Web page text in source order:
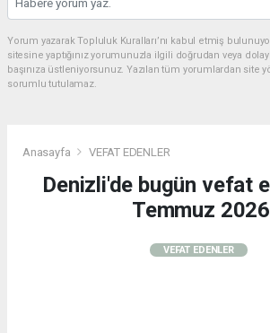
Yorum yazarak Topluluk Kuralları’nı kabul etmiş
sitesine yaptığınız yorumunuzla ilgili doğrudan veya
başınıza üstleniyorsunuz. Yazılan tüm yorumlardan site
sorumlu tutulamaz.
Anasayfa VEFAT EDENLER
Denizli'de bugün vefat
Temmuz 2026
VEFAT EDENLER